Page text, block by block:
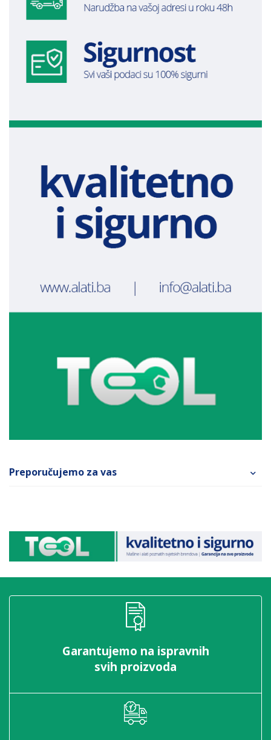
Preporučujemo za vas
Garantujemo na ispravnih
svih proizvoda